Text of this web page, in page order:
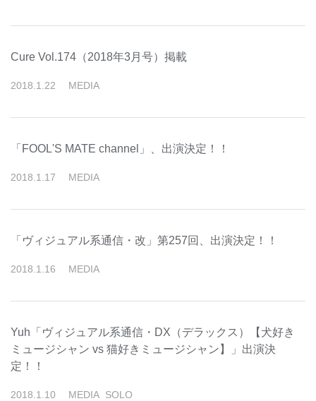
Cure Vol.174（2018年3月号）掲載
2018 1 22 MEDIA
「FOOL'S MATE channel」、出演決定！！
2018 1 17 MEDIA
「ヴィジュアル系通信・改」第257回、出演決定！！
2018 1 16 MEDIA
Yuh「ヴィジュアル系通信・DX（デラックス）【犬好き
ミュージシャン vs 猫好きミュージシャン】」出演決
定！！
2018 1 10 MEDIA SOLO